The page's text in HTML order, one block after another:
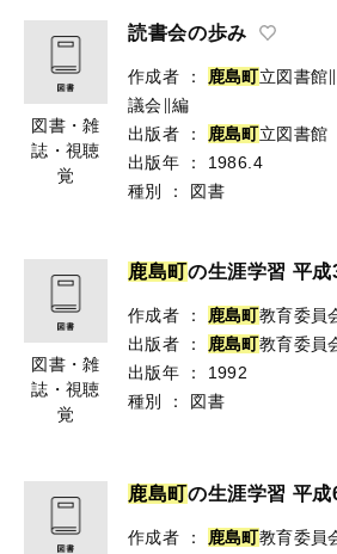
図書・雑
誌・視聴
覚
読書会の歩み
作成者 ： 鹿島町立図書館
議会∥編
出版者
： 鹿島町立図書館
出版年
：
1986.4
種別
： 図書
図書・雑
誌・視聴
覚
鹿島町の生涯学習 平成
作成者 ： 鹿島町教育委員
出版者
： 鹿島町教育委員
出版年
：
1992
種別
： 図書
鹿島町の生涯学習 平成
作成者 ： 鹿島町教育委員